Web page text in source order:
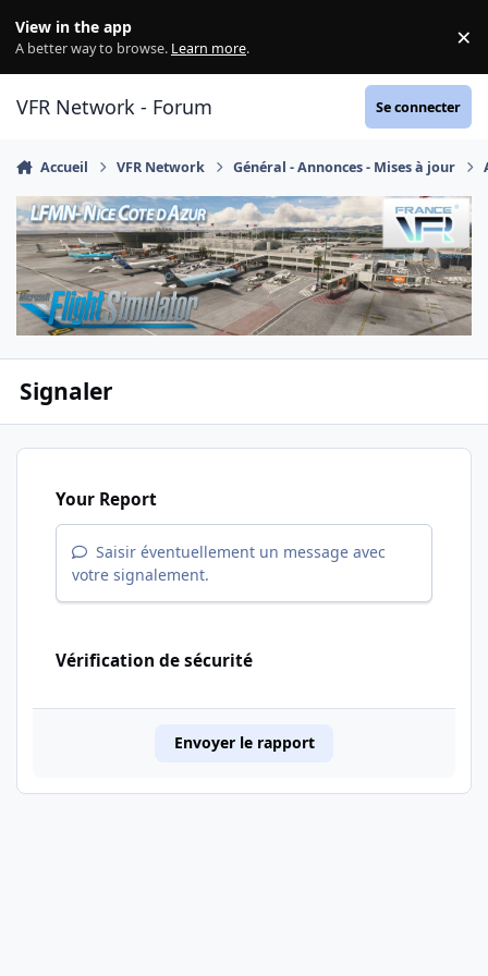
View in the app
A better way to browse. Learn more. ×
VFR Network - Forum Se connecter
Accueil VFR Network Général - Annonces - Mises à jour
Signaler
Your Report
Saisir éventuellement un message avec
votre signalement.
Vérification de sécurité
Envoyer le rapport